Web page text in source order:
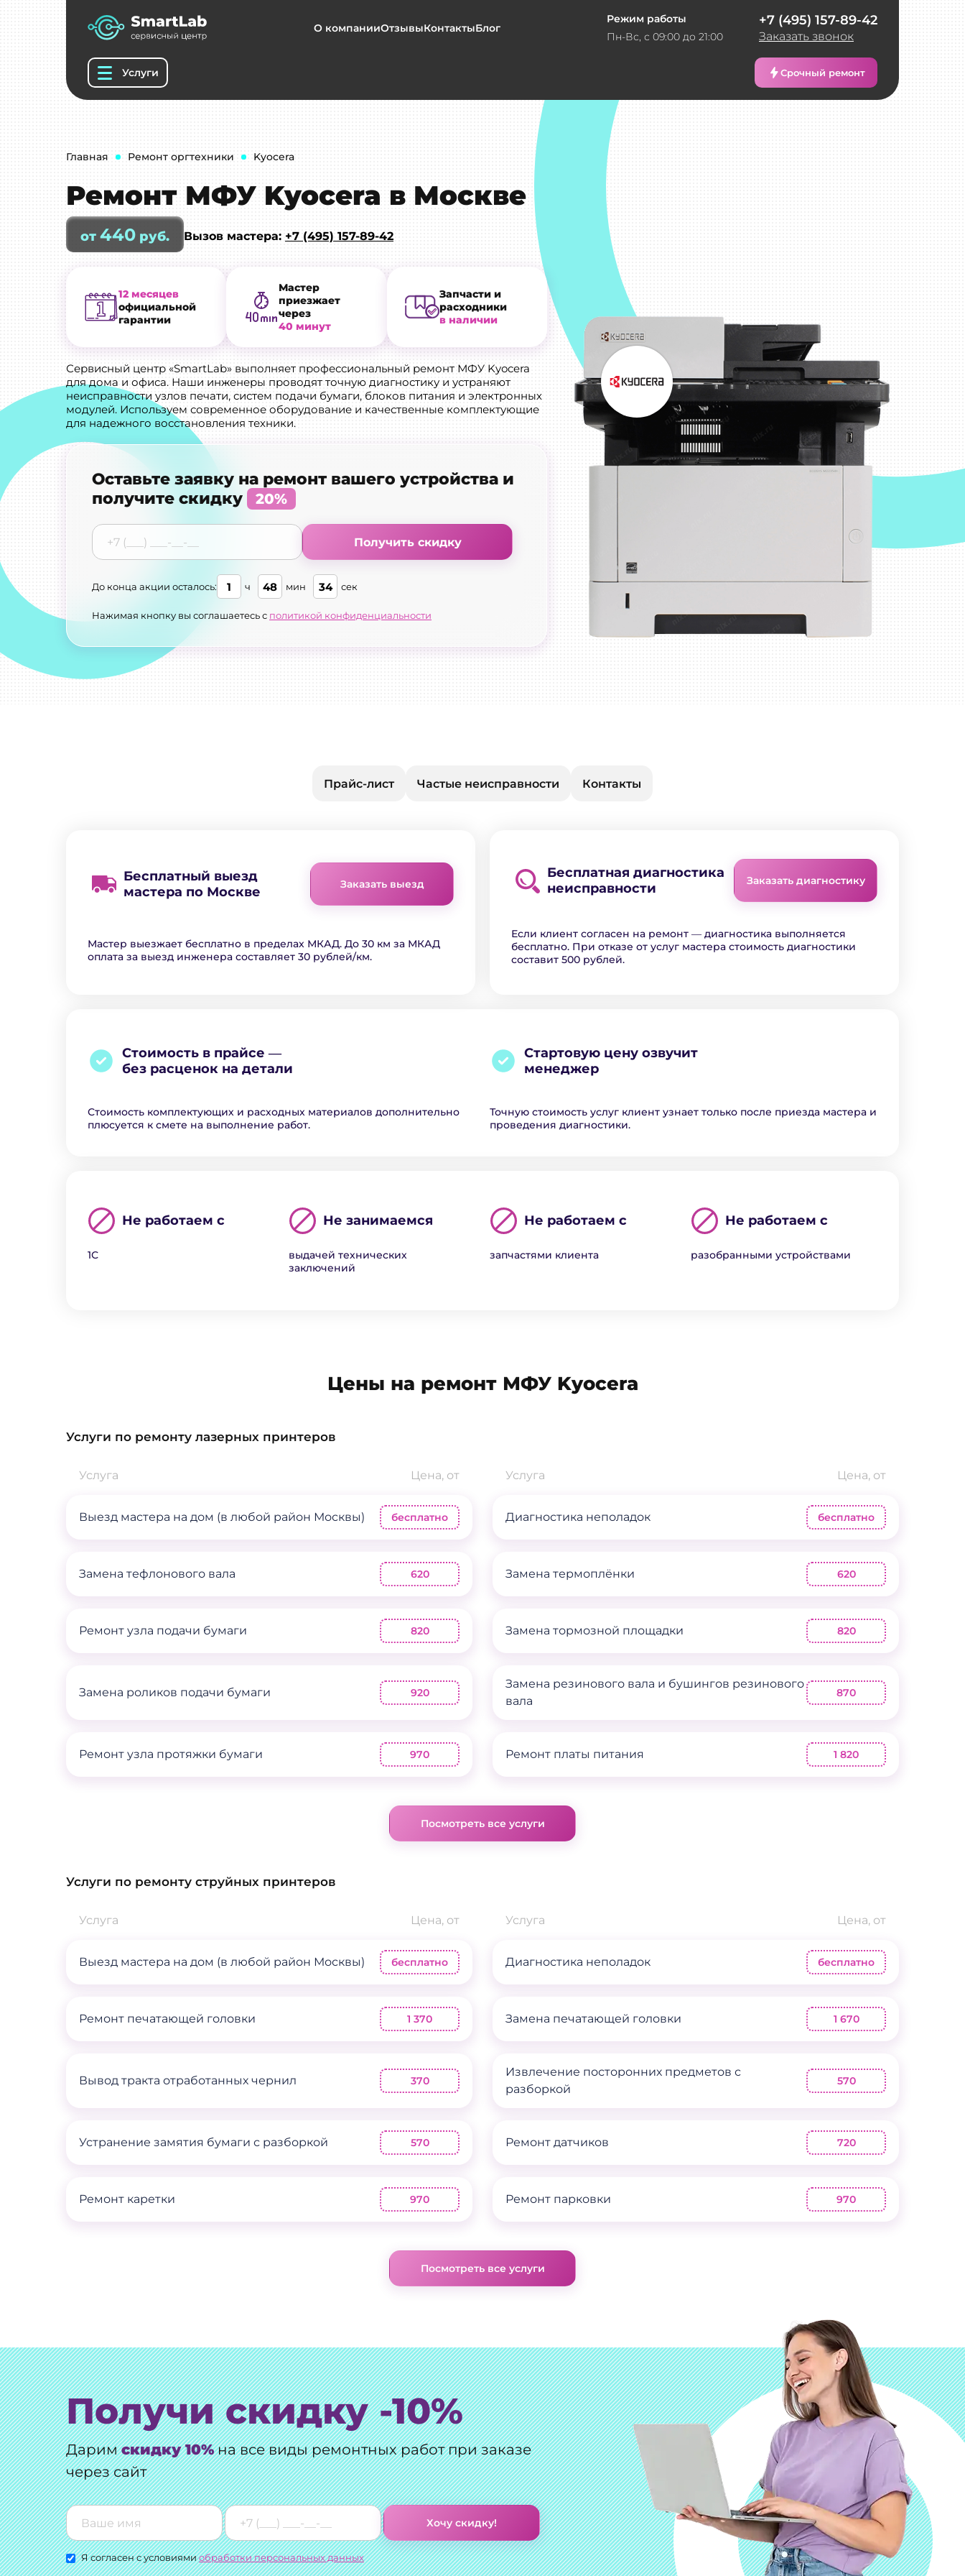
Услуги
О компанииОтзывыКонтактыБлог
Режим работы
Пн-Вс, с 09:00 до 21:00
+7 (495) 157-89-42
Заказать звонок
Срочный ремонт
Главная Ремонт оргтехники Kyocera
Ремонт МФУ Kyocera в Москве
от 440 руб. Вызов мастера: +7 (495) 157-89-42
12 месяцев
официальной
гарантии
Мастер
приезжает
через
40 минут
Запчасти и
расходники
в наличии
Сервисный центр «SmartLab» выполняет профессиональный ремонт МФУ Kyocera
для дома и офиса. Наши инженеры проводят точную диагностику и устраняют
неисправности узлов печати, систем подачи бумаги, блоков питания и электронных
модулей. Используем современное оборудование и качественные комплектующие
для надежного восстановления техники.
Оставьте заявку на ремонт вашего устройства и
получите скидку
20%
Получить скидку
До конца акции осталось: 1 ч 48 мин 33 сек
Нажимая кнопку вы соглашаетесь с политикой конфиденциальности
Прайс-лист Частые неисправности Контакты
Бесплатный выезд
мастера по Москве
Заказать выезд
Мастер выезжает бесплатно в пределах МКАД. До 30 км за МКАД
оплата за выезд инженера составляет 30 рублей/км.
Бесплатная диагностика
неисправности
Заказать диагностику
Если клиент согласен на ремонт ― диагностика выполняется
бесплатно. При отказе от услуг мастера стоимость диагностики
составит 500 рублей.
Стоимость в прайсе ―
без расценок на детали
Стоимость комплектующих и расходных материалов дополнительно
плюсуется к смете на выполнение работ.
Стартовую цену озвучит
менеджер
Точную стоимость услуг клиент узнает только после приезда мастера и
проведения диагностики.
Не работаем с
1С
Не занимаемся
выдачей технических
заключений
Не работаем с
запчастями клиента
Не работаем с
разобранными устройствами
Цены на ремонт МФУ Kyocera
Услуги по ремонту лазерных принтеров
Услуга Цена, от Услуга Цена, от
Выезд мастера на дом (в любой район Москвы) бесплатно Диагностика неполадок бесплатно
Замена тефлонового вала 620 Замена термоплёнки 620
Ремонт узла подачи бумаги 820 Замена тормозной площадки 820
Замена роликов подачи бумаги 920
Замена резинового вала и бушингов резинового
вала
870
Ремонт узла протяжки бумаги 970 Ремонт платы питания 1 820
Посмотреть все услуги
Услуги по ремонту струйных принтеров
Услуга Цена, от Услуга Цена, от
Выезд мастера на дом (в любой район Москвы) бесплатно Диагностика неполадок бесплатно
Ремонт печатающей головки 1 370 Замена печатающей головки 1 670
Вывод тракта отработанных чернил 370
Извлечение посторонних предметов с
разборкой
570
Устранение замятия бумаги с разборкой 570 Ремонт датчиков 720
Ремонт каретки 970 Ремонт парковки 970
Посмотреть все услуги
Получи скидку -10%
Даримскидку 10%на все виды ремонтных работ при заказе
через сайт
Хочу скидку!
Я согласен с условиямиобработки персональных данных